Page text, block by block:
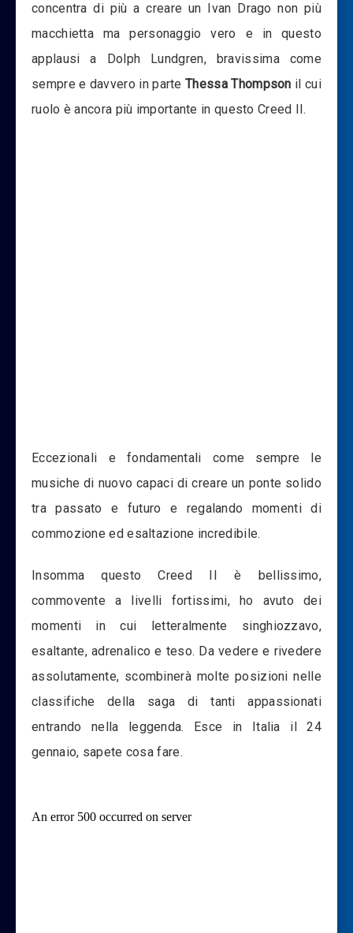
concentra di più a creare un Ivan Drago non più
macchietta ma personaggio vero e in questo
applausi a Dolph Lundgren, bravissima come
sempre e davvero in parteThessa Thompson il cui
ruolo è ancora più importante in questo Creed II.
Eccezionali e fondamentali come sempre le
musiche di nuovo capaci di creare un ponte solido
tra passato e futuro e regalando momenti di
commozione ed esaltazione incredibile.
Insomma questo Creed II è bellissimo,
commovente a livelli fortissimi, ho avuto dei
momenti in cui letteralmente singhiozzavo,
esaltante, adrenalico e teso. Da vedere e rivedere
assolutamente, scombinerà molte posizioni nelle
classifiche della saga di tanti appassionati
entrando nella leggenda. Esce in Italia il 24
gennaio, sapete cosa fare.